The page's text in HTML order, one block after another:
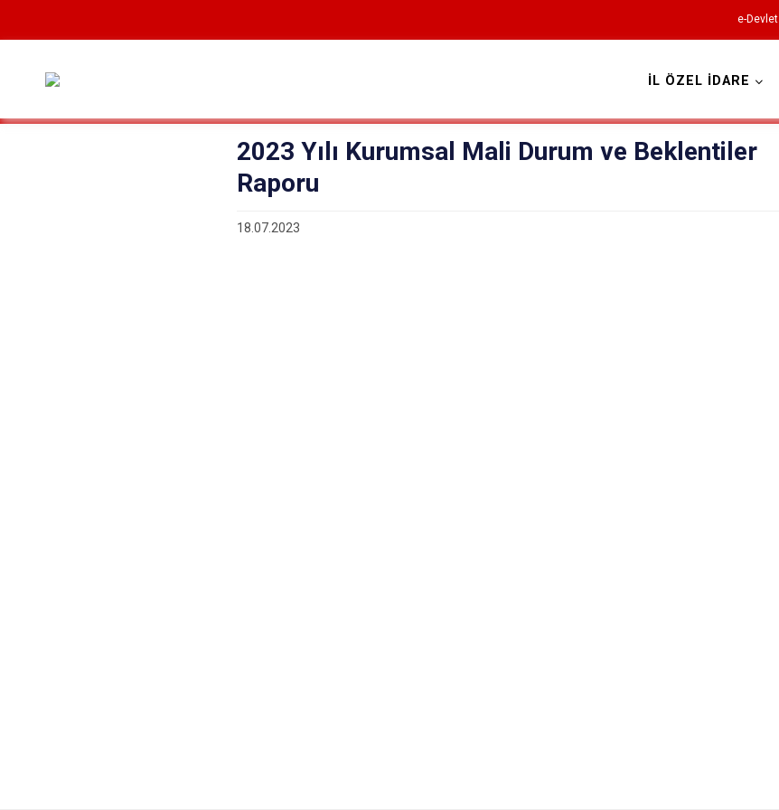
e-Devlet
İL ÖZEL İDARE
2023 Yılı Kurumsal Mali Durum ve Beklentiler
Raporu
18.07.2023